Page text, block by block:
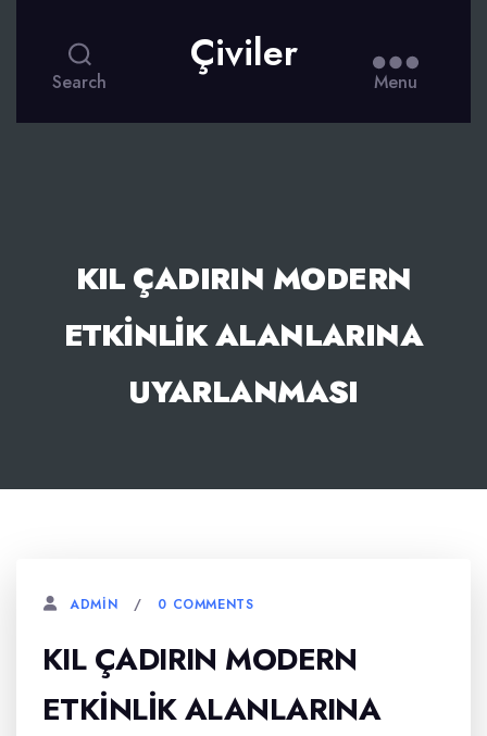
Search
Çiviler
Menu
KIL ÇADIRIN MODERN
ETKINLIK ALANLARINA
UYARLANMASI
ADMIN 0 COMMENTS
KIL ÇADIRIN MODERN
ETKINLIK ALANLARINA